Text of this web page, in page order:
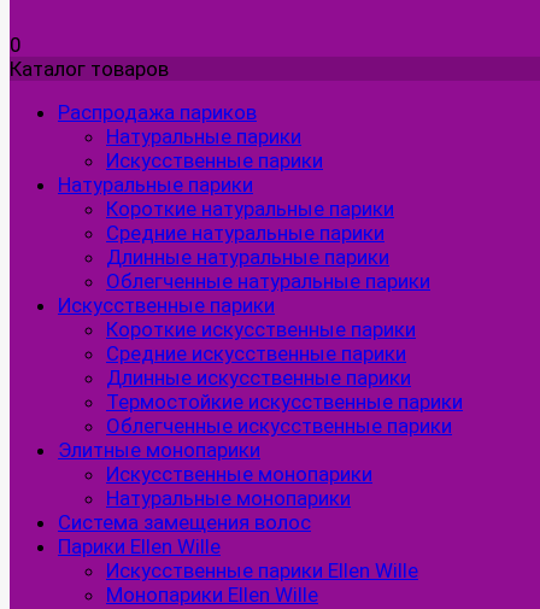
0
Каталог товаров
Распродажа париков
Натуральные парики
Искусственные парики
Натуральные парики
Короткие натуральные парики
Средние натуральные парики
Длинные натуральные парики
Облегченные натуральные парики
Искусственные парики
Короткие искусственные парики
Средние искусственные парики
Длинные искусственные парики
Термостойкие искусственные парики
Облегченные искусственные парики
Элитные монопарики
Искусственные монопарики
Натуральные монопарики
Система замещения волос
Парики Ellen Wille
Искусственные парики Ellen Wille
Монопарики Ellen Wille